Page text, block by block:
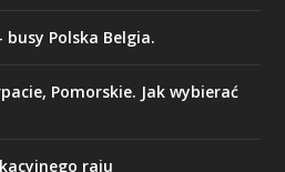
busy Polska Belgia.
Pomorskie. Jak wybierać
raju